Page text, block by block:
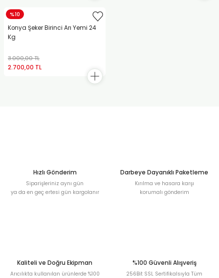
%10
Konya Şeker Birinci Arı Yemi 24
Kg
2.700,00 TL
3.000,00 TL
Hızlı Gönderim
Siparişleriniz aynı gün
ya da en geç ertesi gün kargolanır
Darbeye Dayanıklı Paketleme
Kırılma ve hasara karşı
korumalı gönderim
Kaliteli ve Doğru Ekipman
Arıcılıkta kullanılan ürünlerde %100
%100 Güvenli Alışveriş
256Bit SSL Sertifikalsıyla Tüm